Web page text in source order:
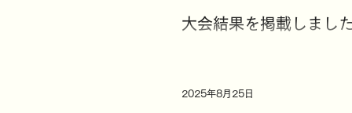
大会結果を掲載しました
2025年8月25日